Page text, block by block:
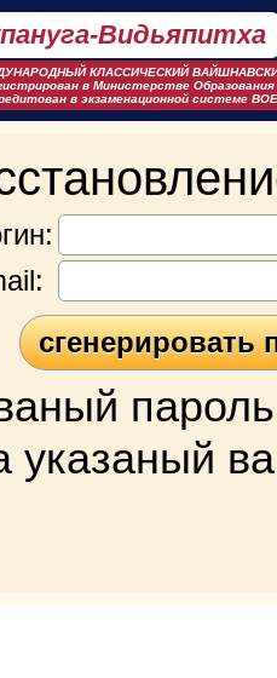
Видьяпитха
КЛАСCИЧЕСКИЙ
в Министерстве
в экзаменационной системе
указаный